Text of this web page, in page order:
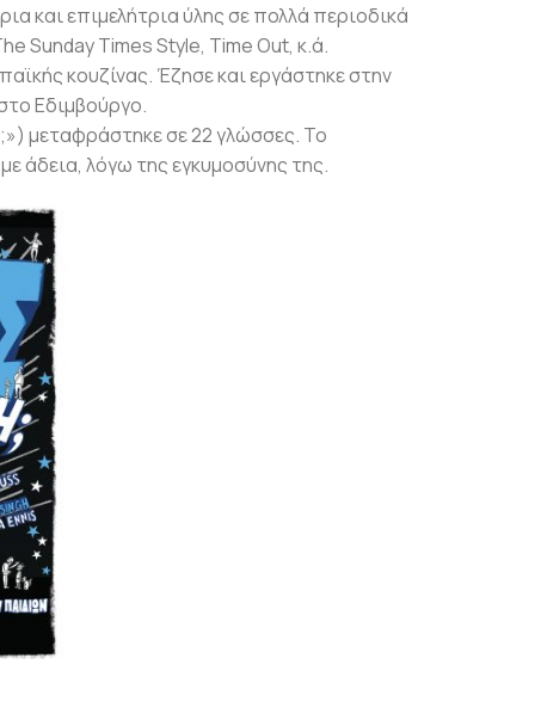
και επιμελήτρια ύλης σε πολλά περιοδικά
Sunday Times Style, Time Out, κ.ά.
κουζίνας. Έζησε και εργάστηκε στην
Εδιμβούργο.
μεταφράστηκε σε 22 γλώσσες. Το
άδεια, λόγω της εγκυμοσύνης της.
λίστα